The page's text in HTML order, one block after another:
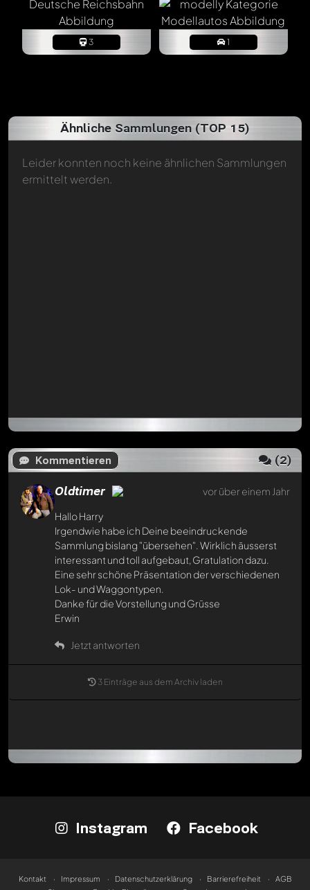
3 1
Ähnliche Sammlungen (TOP 15)
Leider konnten noch keine ähnlichen Sammlungen
ermittelt werden.
Kommentieren (2)
Oldtimer
Hallo Harry
Irgendwie habe ich Deine beeindruckende
Sammlung bislang "übersehen". Wirklich äusserst
interessant und toll aufgebaut, Gratulation dazu.
Eine sehr schöne Präsentation der verschiedenen
Lok- und Waggontypen.
Danke für die Vorstellung und Grüsse
Erwin
Jetzt antworten
vor über einem Jahr
3 Einträge aus dem Archiv laden
Instagram Facebook
Kontakt Impressum Datenschutzerklärung Barrierefreiheit
AGB